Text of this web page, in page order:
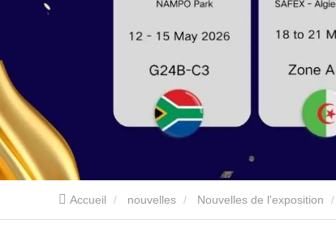
Accueil nouvelles Nouvelles de l'exposition